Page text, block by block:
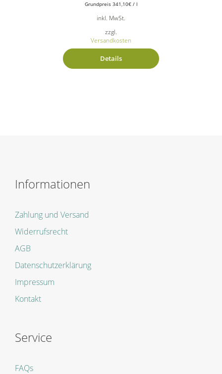
Grundpreis 341,10€/ l
inkl. MwSt.
zzgl.
Versandkosten
Details
Informationen
Zahlung und Versand
Widerrufsrecht
AGB
Datenschutzerklärung
Impressum
Kontakt
Service
FAQs